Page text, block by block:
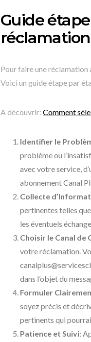
Guide
Pour faire une réclamation
Voici un guide étape par
A découvrir: Comment
Identifier le
problème ou
avec votre service,
abonnement Canal
Collecte
pertinentes telles
les éventuels
Choisir le Canal de
votre réclamation.
dans l’objet du
Formuler
soyez précis et
pertinents qui
Patience et Suivi: